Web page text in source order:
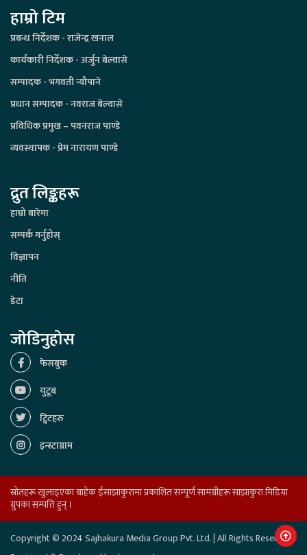
हाम्रो टिम
प्रबन्ध निर्देशक - राजेन्द्र खनाल
कार्यकारी निर्देशक - अर्जुन बेल्वासे
सम्पादक - भगवती न्यौपाने
प्रधान सम्पादक - नवराज बेल्वासे
प्रविधिक प्रमुख – पवनराज पाण्डे
व्यवस्थापक - प्रेम नारायण पाण्डे
द्रुत लिङ्कहरू
हाम्रो बारेमा
सम्पर्क गर्नुहोस्
विज्ञापन
नीति
डेटा
जोडिनुहोस
फेसबुक
युटूब
ट्विटहरु
इन्स्टाग्राम
स्रोतहरू खुलाइएका बाहेक ईसाझाकुरामा प्रकाशित सम्पूर्ण सामग्रीहरू साझाकुरा मिडिया
ग्रुपका सम्पत्ति हुन् ।
Copyright © 2024 Sajhakura Media Group Pvt. Ltd. | All Rights Reserved.